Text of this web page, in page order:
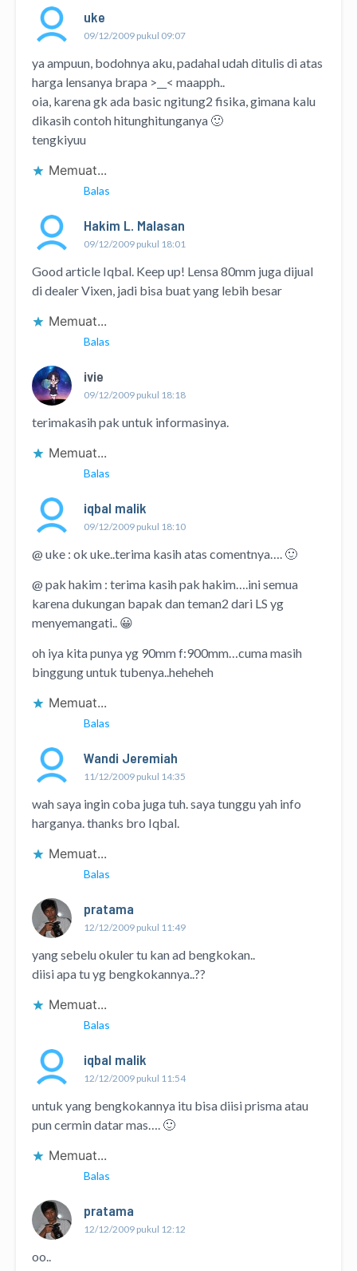
uke
09/12/2009 pukul 09:07
ya ampuun, bodohnya aku, padahal udah ditulis di atas
harga lensanya brapa >__< maapph..
oia, karena gk ada basic ngitung2 fisika, gimana kalu
dikasih contoh hitunghitunganya 🙂
tengkiyuu
Memuat...
Balas
Hakim L. Malasan
09/12/2009 pukul 18:01
Good article Iqbal. Keep up! Lensa 80mm juga dijual
di dealer Vixen, jadi bisa buat yang lebih besar
Memuat...
Balas
ivie
09/12/2009 pukul 18:18
terimakasih pak untuk informasinya.
Memuat...
Balas
iqbal malik
09/12/2009 pukul 18:10
@ uke : ok uke..terima kasih atas comentnya…. 🙂
@ pak hakim : terima kasih pak hakim….ini semua
karena dukungan bapak dan teman2 dari LS yg
menyemangati.. 😀
oh iya kita punya yg 90mm f:900mm…cuma masih
binggung untuk tubenya..heheheh
Memuat...
Balas
Wandi Jeremiah
11/12/2009 pukul 14:35
wah saya ingin coba juga tuh. saya tunggu yah info
harganya. thanks bro Iqbal.
Memuat...
Balas
pratama
12/12/2009 pukul 11:49
yang sebelu okuler tu kan ad bengkokan..
diisi apa tu yg bengkokannya..??
Memuat...
Balas
iqbal malik
12/12/2009 pukul 11:54
untuk yang bengkokannya itu bisa diisi prisma atau
pun cermin datar mas…. 🙂
Memuat...
Balas
pratama
12/12/2009 pukul 12:12
oo..